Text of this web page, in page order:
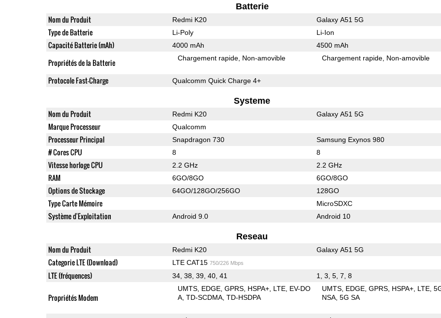
Batterie
Nom du Produit Redmi K20 Galaxy A51 5G
Type de Batterie Li-Poly Li-Ion
Capacité Batterie (mAh) 4000 mAh 4500 mAh
Propriétés de la Batterie Chargement rapide Non-amovible Chargement rapide Non-amovible
Protocole Fast-Charge Qualcomm Quick Charge 4+
Systeme
Nom du Produit Redmi K20 Galaxy A51 5G
Marque Processeur Qualcomm
Processeur Principal Snapdragon 730 Samsung Exynos 980
# Cores CPU 8 8
Vitesse horloge CPU 2.2 GHz 2.2 GHz
RAM 6GO/8GO 6GO/8GO
Options de Stockage 64GO/128GO/256GO 128GO
Type Carte Mémoire MicroSDXC
Système d'Exploitation Android 9.0 Android 10
Reseau
Nom du Produit Redmi K20 Galaxy A51 5G
Categorie LTE (Download) LTE CAT15 750/226 Mbps
LTE (fréquences) 34, 38, 39, 40, 41 1, 3, 5, 7, 8
Propriétés Modem
UMTS EDGE GPRS HSPA+ LTE EV-DO
A TD-SCDMA TD-HSDPA
UMTS EDGE GPRS HSPA+ LTE
NSA 5G SA